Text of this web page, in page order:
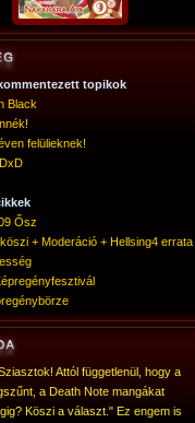
topikok
Black
felülieknek!
Ősz
+ Moderáció + Hellsing4 errata
Attól függetlenül, hogy a
a Death Note mangákat
Köszi a választ." Ez engem is